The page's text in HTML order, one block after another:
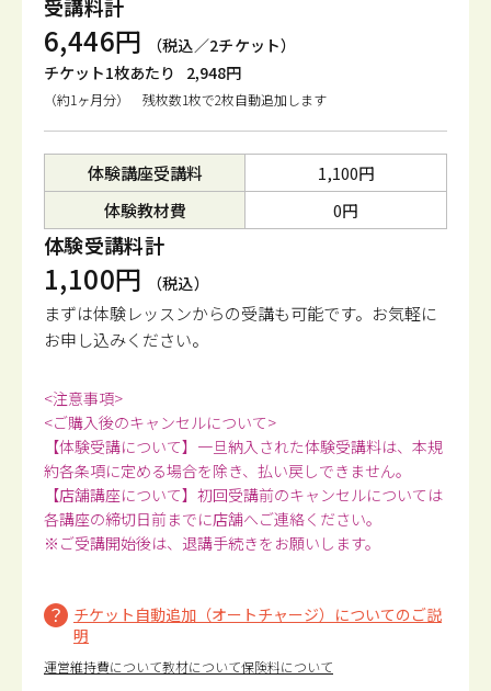
受講料計
6,446円
（税込／2チケット）
チケット1枚あたり
2,948円
（約1ヶ月分） 残枚数1枚で2枚自動追加します
体験講座受講料
1,100円
体験教材費
0円
体験受講料計
1,100円 （税込）
まずは体験レッスンからの受講も可能です。 お気軽に
お申し込みください。
<注意事項>
<ご購入後のキャンセルについて>
【体験受講について】一旦納入された体験受講料は、本規
約各条項に定める場合を除き、払い戻しできません。
【店舗講座について】初回受講前のキャンセルについては
各講座の締切日前までに店舗へご連絡ください。
※ご受講開始後は、退講手続きをお願いします。
チケット自動追加（オートチャージ）についてのご説
明
運営維持費について教材について保険料について